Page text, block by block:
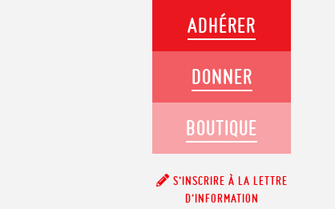
ADHÉRER
DONNER
BOUTIQUE
S’INSCRIRE À LA LETTRE
D’INFORMATION